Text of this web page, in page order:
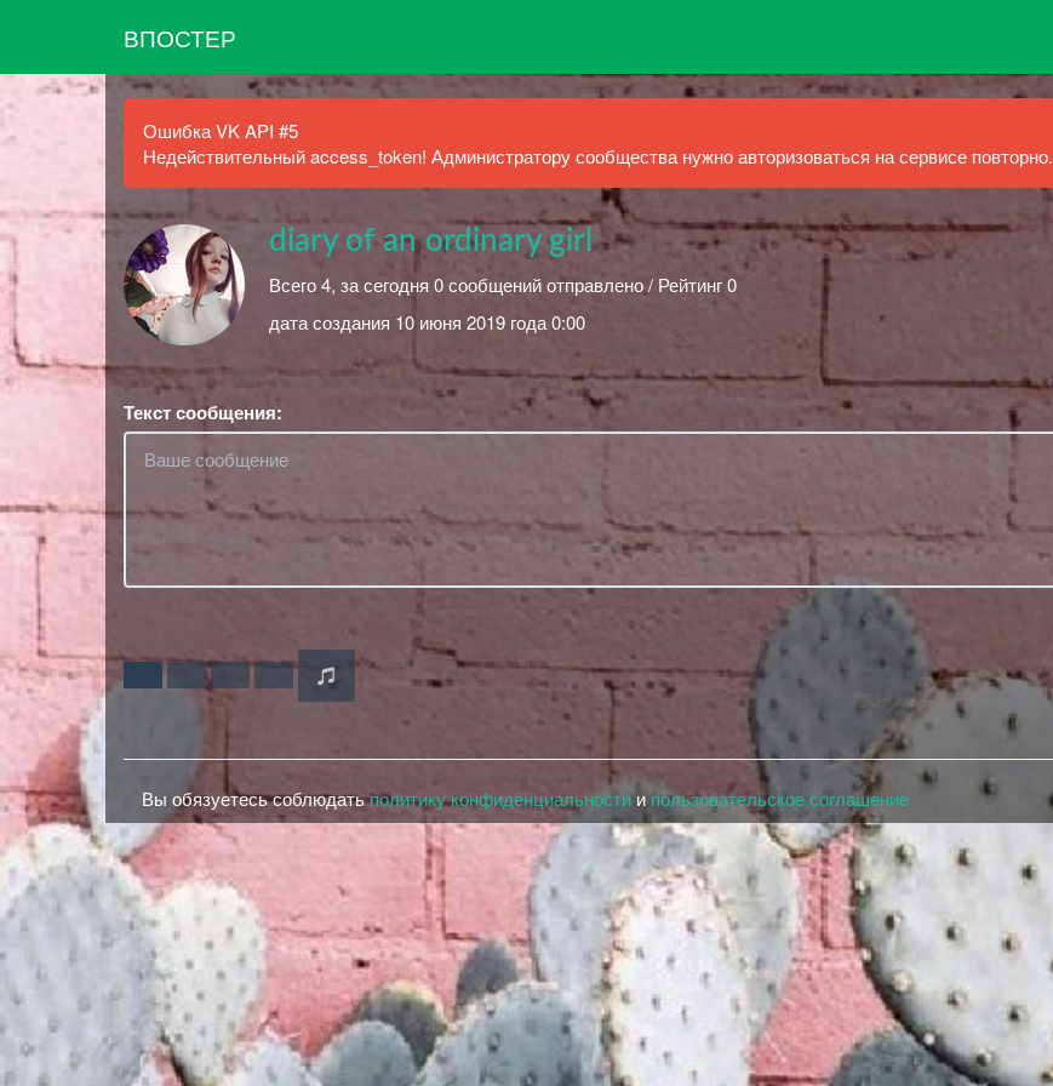
ВПОСТЕР
Ошибка VK API #5
Недействительный access_token! Администратору сообщества нужно авторизоваться на сервисе повторно.
diary of an ordinary girl
Всего 4, за сегодня 0 сообщений отправлено / Рейтинг 0
дата создания 10 июня 2019 года 0:00
Текст сообщения:
Вы обязуетесь соблюдатьполитику конфиденциальностиипользовательское соглашение